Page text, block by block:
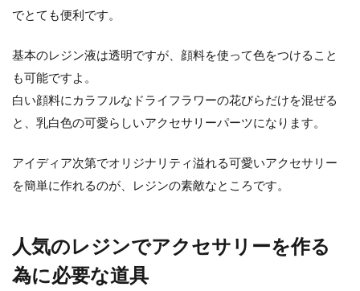
でとても便利です。
基本のレジン液は透明ですが、顔料を使って色をつけること
も可能ですよ。
白い顔料にカラフルなドライフラワーの花びらだけを混ぜる
と、乳白色の可愛らしいアクセサリーパーツになります。
アイディア次第でオリジナリティ溢れる可愛いアクセサリー
を簡単に作れるのが、レジンの素敵なところです。
人気のレジンでアクセサリーを作る
為に必要な道具